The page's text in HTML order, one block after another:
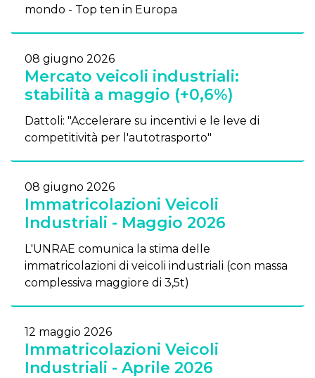
mondo - Top ten in Europa
08 giugno 2026
Mercato veicoli industriali:
stabilità a maggio (+0,6%)
Dattoli: "Accelerare su incentivi e le leve di
competitività per l'autotrasporto"
08 giugno 2026
Immatricolazioni Veicoli
Industriali - Maggio 2026
L'UNRAE comunica la stima delle
immatricolazioni di veicoli industriali (con massa
complessiva maggiore di 3,5t)
12 maggio 2026
Immatricolazioni Veicoli
Industriali - Aprile 2026